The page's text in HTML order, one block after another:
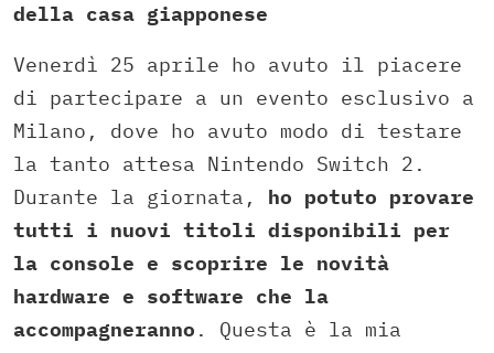
della casa giapponese
Venerdì 25 aprile ho avuto il piacere
di partecipare a un evento esclusivo a
Milano, dove ho avuto modo di testare
la tanto attesa Nintendo Switch 2.
Durante la giornata,
ho potuto provare
tutti i nuovi titoli disponibili per
la console e scoprire le novità
hardware e software che la
accompagneranno . Questa è la mia